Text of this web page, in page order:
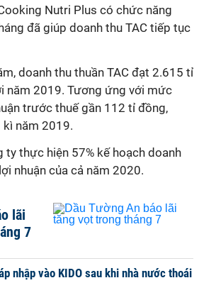
Nutri Plus có chức năng
đã giúp doanh thu TAC tiếp tục
doanh thu thuần TAC đạt 2.615 tỉ
năm 2019. Tương ứng với mức
trước thuế gần 112 tỉ đồng,
kì năm 2019.
ty thực hiện 57% kế hoạch doanh
nhuận của cả năm 2020.
lãi
7
nhập vào KIDO sau khi nhà nước thoái